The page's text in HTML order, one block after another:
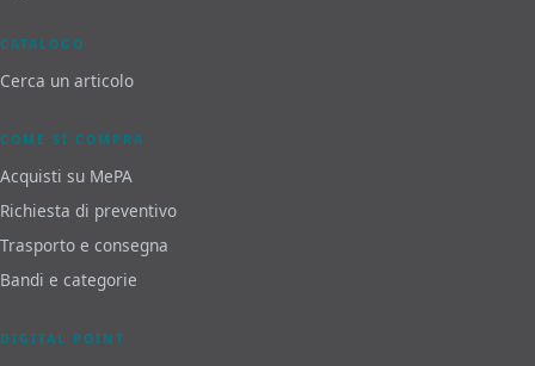
CATALOGO
Cerca un articolo
COME SI COMPRA
Acquisti su MePA
Richiesta di preventivo
Trasporto e consegna
Bandi e categorie
DIGITAL POINT